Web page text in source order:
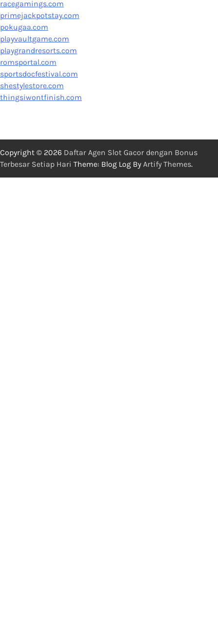
racegamings.com
primejackpotstay.com
pokugaa.com
playvaultgame.com
playgrandresorts.com
romsportal.com
sportsdocfestival.com
shestylestore.com
thingsiwontfinish.com
Copyright © 2026 Daftar Agen Slot Gacor dengan Bonus
Terbesar Setiap Hari Theme: Blog Log By Artify Themes.